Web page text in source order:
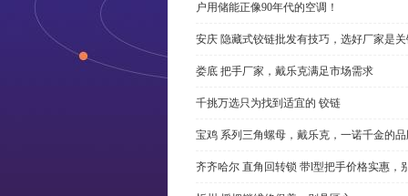
户用储能正像90年代的空调！
安庆 隐藏式铰链批发有技巧，选好厂家是
娄底 把手厂家，戴乐克满足市场需求
千挑万选只为找到适宜的 铰链
宝鸡 系列三角螺母，戴乐克，一诺千金的
齐齐哈尔 直角回转锁 带l型把手价格实惠，